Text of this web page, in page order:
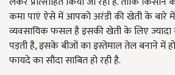
कमा पाएं ऐसे में आपको अरंडी की खेती के बारे
व्यवसायिक फसल है इसकी खेती के लिए
पड़ती है, इसके बीजों का इस्तेमाल तेल बनाने में
फायदे का सौदा साबित हो रही है.